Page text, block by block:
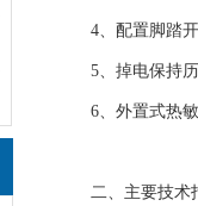
4、配置脚踏开
5、掉电保持历
6、外置式热敏
二、主要技术